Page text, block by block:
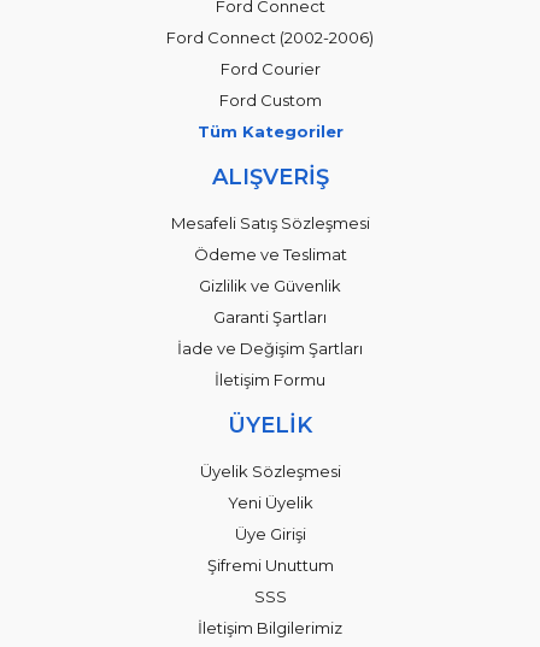
Ford Connect
Ford Connect (2002-2006)
Ford Courier
Ford Custom
Tüm Kategoriler
ALIŞVERİŞ
Mesafeli Satış Sözleşmesi
Ödeme ve Teslimat
Gizlilik ve Güvenlik
Garanti Şartları
İade ve Değişim Şartları
İletişim Formu
ÜYELİK
Üyelik Sözleşmesi
Yeni Üyelik
Üye Girişi
Şifremi Unuttum
SSS
İletişim Bilgilerimiz